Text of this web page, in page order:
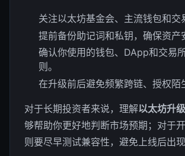
关注以太坊基金会、主流钱包和交
提前备份助记词和私钥，确保资产
确认你使用的钱包、DApp和交易
则。
在升级前后避免频繁跨链、授权陌
对于长期投资者来说，理解以太坊升级
够帮助你更好地判断市场预期；对于开
则要尽早测试兼容性，避免上线后出现